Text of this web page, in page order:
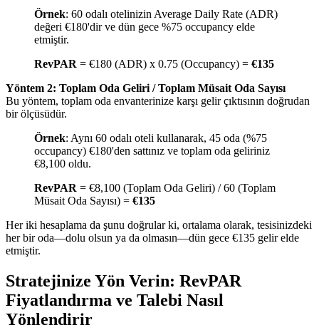
Örnek: 60 odalı otelinizin Average Daily Rate (ADR)
değeri €180'dir ve dün gece %75 occupancy elde
etmiştir.
RevPAR = €180 (ADR) x 0.75 (Occupancy) = €135
Yöntem 2: Toplam Oda Geliri / Toplam Müsait Oda Sayısı
Bu yöntem, toplam oda envanterinize karşı gelir çıktısının doğrudan
bir ölçüsüdür.
Örnek: Aynı 60 odalı oteli kullanarak, 45 oda (%75
occupancy) €180'den sattınız ve toplam oda geliriniz
€8,100 oldu.
RevPAR = €8,100 (Toplam Oda Geliri) / 60 (Toplam
Müsait Oda Sayısı) = €135
Her iki hesaplama da şunu doğrular ki, ortalama olarak, tesisinizdeki
her bir oda—dolu olsun ya da olmasın—dün gece €135 gelir elde
etmiştir.
Stratejinize Yön Verin: RevPAR
Fiyatlandırma ve Talebi Nasıl
Yönlendirir